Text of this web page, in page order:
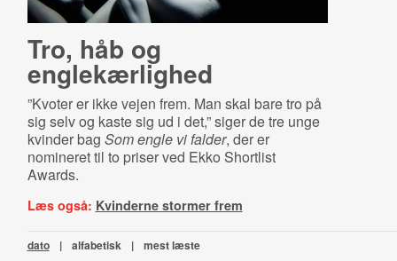
Tro, håb og
englekærlighed
”Kvoter er ikke vejen frem. Man skal bare tro på
sig selv og kaste sig ud i det,” siger de tre unge
kvinder bag Som engle vi falder, der er
nomineret til to priser ved Ekko Shortlist
Awards.
Læs også: Kvinderne stormer frem
dato | alfabetisk | mest læste